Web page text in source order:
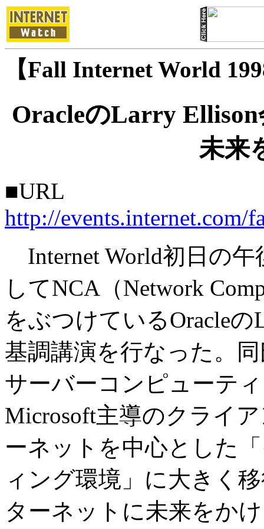
【Fall Internet World
OracleのLarry
未来
■URL
http://events.internet.com/
Internet World初日の午
してNCA（Network
をぶつけているOracleの
基調講演を行なった。
サーバーコンピューテ
Microsoft主導のクライ
ーネットを中心とした
ィング環境」に大きく
ターネットに未来をか